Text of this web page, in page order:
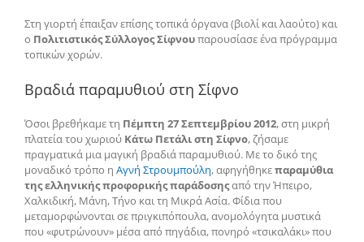
Στη γιορτή έπαιξαν επίσης τοπικά όργανα (βιολί και λαούτο) και
ο Πολιτιστικός Σύλλογος Σίφνουπαρουσίασε ένα πρόγραμμα
τοπικών χορών.
Βραδιά παραμυθιού στη Σίφνο
Όσοι βρεθήκαμε τη Πέμπτη 27 Σεπτεμβρίου 2012, στη μικρή
πλατεία του χωριού Κάτω Πετάλι στη Σίφνο, ζήσαμε
πραγματικά μια μαγική βραδιά παραμυθιού. Με το δικό της
μοναδικό τρόπο η Αγνή Στρουμπούλη, αφηγήθηκεπαραμύθια
της ελληνικής προφορικής παράδοσηςαπό την Ήπειρο,
Χαλκιδική, Μάνη, Τήνο και τη Μικρά Ασία. Φίδια που
μεταμορφώνονται σε πριγκιπόπουλα, ανομολόγητα μυστικά
που «φυτρώνουν» μέσα από πηγάδια, πονηρό «τσικαλάκι» που